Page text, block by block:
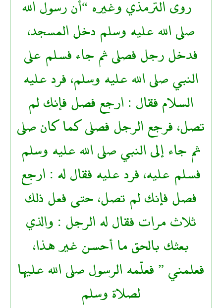
روى الترمذي وغيره “أن رسول الله
صلى الله عليه وسلم دخل المسجد،
فدخل رجل فصلى ثم جاء فسلم على
النبي صلى الله عليه وسلم، فرد عليه
السلام فقال : ارجع فصل فإنك لم
تصل، فرجع الرجل فصلى كما كان صلى
ثم جاء إلى النبي صلى الله عليه وسلم
فسلم عليه، فرد عليه فقال له : ارجع
فصل فإنك لم تصل، حتى فعل ذلك
ثلاث مرات فقال له الرجل : والذي
بعثك بالحق ما أحسن غير هذا،
فعلمني ” فعلّمه الرسول صلى الله عليها
لصلاة وسلم